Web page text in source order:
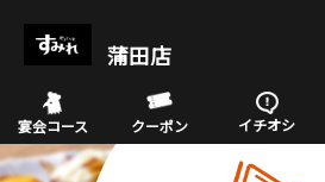
蒲田店
宴会コース クーポン イチオシ